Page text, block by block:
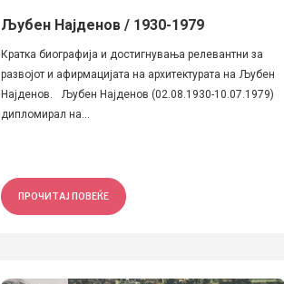
Љубен Најденов / 1930-1979
Кратка биографија и достигнувања релевантни за
развојот и афирмацијата на архитектурата на Љубен
Најденов. Љубен Најденов (02.08.1930-10.07.1979)
дипломирал на...
ПРОЧИТАЈ ПОВЕЌЕ